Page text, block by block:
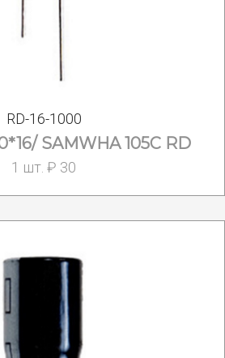
RD-16-1000
SAMWHA 105C RD
1 шт. ₽ 30